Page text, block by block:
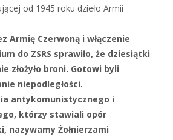
od 1945 roku dzieło Armii
Armię Czerwoną i włączenie
do ZSRS sprawiło, że dziesiątki
złożyło broni. Gotowi byli
niepodległości.
antykomunistycznego i
którzy stawiali opór
nazywamy Żołnierzami